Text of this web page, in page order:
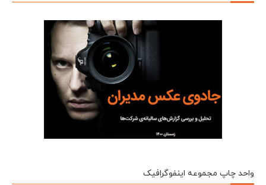
واحد چاپ مجموعه اینفوگرافیک